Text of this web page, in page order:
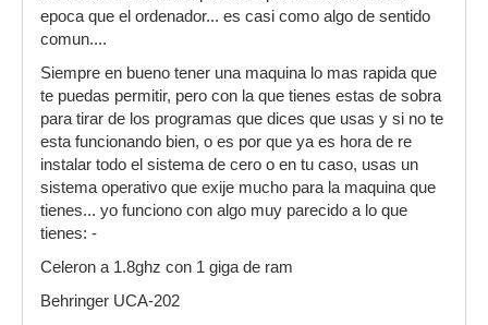
epoca que el ordenador... es casi como algo de sentido
comun....
Siempre en bueno tener una maquina lo mas rapida que
te puedas permitir, pero con la que tienes estas de sobra
para tirar de los programas que dices que usas y si no te
esta funcionando bien, o es por que ya es hora de re
instalar todo el sistema de cero o en tu caso, usas un
sistema operativo que exije mucho para la maquina que
tienes... yo funciono con algo muy parecido a lo que
tienes: -
Celeron a 1.8ghz con 1 giga de ram
Behringer UCA-202